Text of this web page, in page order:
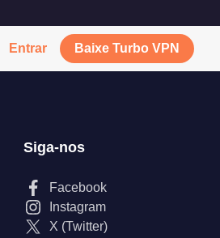
Entrar Baixe Turbo VPN
Siga-nos
Facebook
Instagram
X (Twitter)